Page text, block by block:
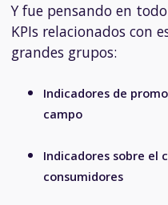
Y fue pensando en
KPIs relacionados con
grandes grupos:
Indicadores de
campo
Indicadores sobre el
consumidores